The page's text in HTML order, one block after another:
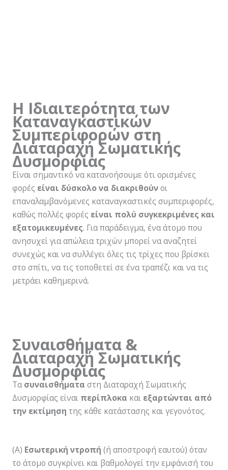
Η Ιδιαιτερότητα των
Καταναγκαστικών
Συμπεριφορών στη
Διαταραχή Σωματικής
Δυσμορφίας
Είναι σημαντικό να κατανοήσουμε ότι ορισμένες
φορές είναι δύσκολο να διακριθούνοι
επαναλαμβανόμενες καταναγκαστικές συμπεριφορές,
καθώς πολλές φορές είναι πολύ συγκεκριμένες και
εξατομικευμένες. Για παράδειγμα, ένα άτομο που
ανησυχεί για απώλεια τριχών μπορεί να αναζητεί
συνεχώς και να συλλέγει όλες τις τρίχες που βρίσκει
στο σπίτι, να τις τοποθετεί σε ένα τραπέζι και να τις
μετράει καθημερινά.
Συναισθήματα &
Διαταραχή Σωματικής
Δυσμορφίας
Τα συναισθήματα στη Διαταραχή Σωματικής
Δυσμορφίας είναι περίπλοκα και εξαρτώνται από
την εκτίμηση της κάθε κατάστασης και γεγονότος.
(Α) Εσωτερική ντροπή (ή αποστροφή εαυτού) όταν
το άτομο συγκρίνει και βαθμολογεί την εμφάνισή του